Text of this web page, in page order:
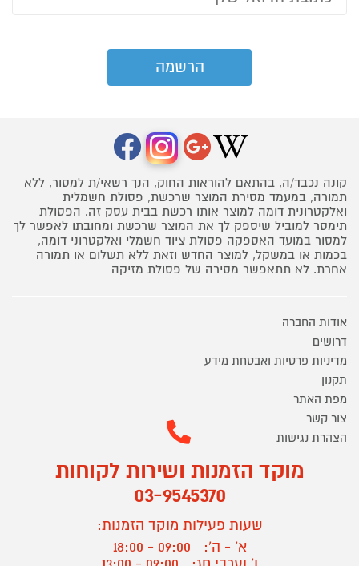
קונה נכבד/ה, בהתאם להוראות החוק, הנך רשאי/ת למסור, ללא
תמורה, במעמד מסירת המוצר שרכשת, פסולת חשמלית
ואלקטרונית דומה למוצר אותו רכשת בבית עסק זה. הפסולת
תימסר למוביל שיספק לך את המוצר שרכשת ומחובתו לאפשר לך
למסור במועד האספקה פסולת ציוד חשמלי ואלקטרוני דומה,
בכמות או במשקל, למוצר החדש וזאת ללא תשלום או תמורה
אחרת. לא תתאפשר מסירה של פסולת מזיקה
אודות החברה
דרושים
מדיניות פרטיות ואבטחת מידע
תקנון
מפת האתר
צור קשר
הצהרת נגישות
מוקד הזמנות ושירות לקוחות
03-9545370
שעות פעילות מוקד הזמנות:
א' - ה':
09:00 - 18:00